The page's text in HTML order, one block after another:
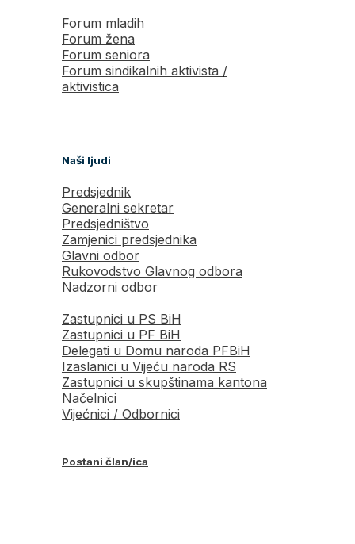
Forum mladih
Forum žena
Forum seniora
Forum sindikalnih aktivista /
aktivistica
Naši ljudi
Predsjednik
Generalni sekretar
Predsjedništvo
Zamjenici predsjednika
Glavni odbor
Rukovodstvo Glavnog odbora
Nadzorni odbor
Zastupnici u PS BiH
Zastupnici u PF BiH
Delegati u Domu naroda PFBiH
Izaslanici u Vijeću naroda RS
Zastupnici u skupštinama kantona
Načelnici
Vijećnici / Odbornici
Postani član/ica